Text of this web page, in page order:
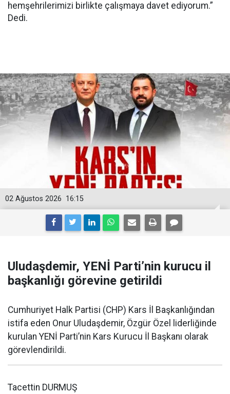
hemşehrilerimizi birlikte çalışmaya davet ediyorum.”
Dedi.
16:15
02 Ağustos 2026
Uludaşdemir, YENİ Parti’nin kurucu il
başkanlığı görevine getirildi
Cumhuriyet Halk Partisi (CHP) Kars İl Başkanlığından
istifa eden Onur Uludaşdemir, Özgür Özel liderliğinde
kurulan YENİ Parti’nin Kars Kurucu İl Başkanı olarak
görevlendirildi.
Tacettin DURMUŞ